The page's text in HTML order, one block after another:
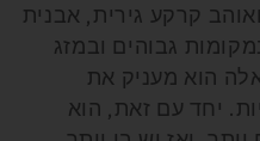
קרקע גירית, אבנית
גבוהים ובמזג
הוא מעניק את
יחד עם זאת, הוא